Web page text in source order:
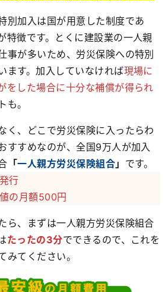
別加入は国が用意した制度であ
特徴です。とくに建設業の一人親
事が多いため、労災保険への特別
ます。加入していなければ現場に
をした場合に十分な補償が得られ
も。
く、どこで労災保険に入ったらわ
すすめなのが、全国9万人が加入
「一人親方労災保険組合」 です。
行
の月額500円
ら、まずは一人親方労災保険組合
たったの3分でできるので、これを
みてください。